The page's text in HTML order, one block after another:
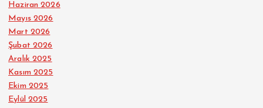
Haziran 2026
Mayıs 2026
Mart 2026
Şubat 2026
Aralık 2025
Kasım 2025
Ekim 2025
Eylül 2025